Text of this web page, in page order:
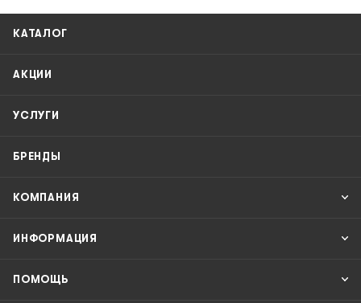
КАТАЛОГ
АКЦИИ
УСЛУГИ
БРЕНДЫ
КОМПАНИЯ
ИНФОРМАЦИЯ
ПОМОЩЬ